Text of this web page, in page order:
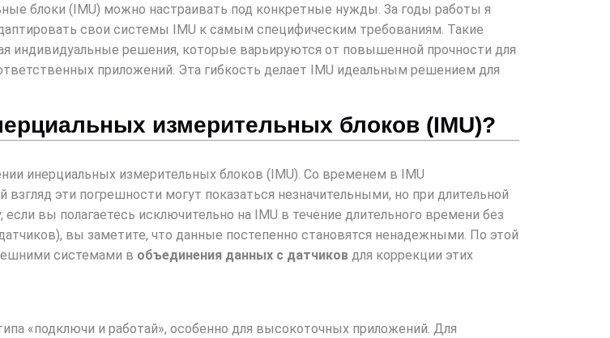
блоки (IMU) можно настраивать под конкретные нужды. За годы работы я
свои системы IMU к самым специфическим требованиям. Такие
индивидуальные решения, которые варьируются от повышенной прочности для
приложений. Эта гибкость делает IMU идеальным решением для
измерительных блоков (IMU)?
инерциальных измерительных блоков (IMU). Со временем в IMU
эти погрешности могут показаться незначительными, но при длительной
вы полагаетесь исключительно на IMU в течение длительного времени без
вы заметите, что данные постепенно становятся ненадежными. По этой
системами в объединения данных с датчиков для коррекции этих
«подключи и работай», особенно для высокоточных приложений. Для